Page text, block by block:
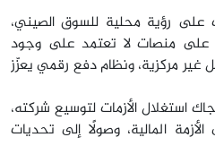
رؤية محلية للسوق الصيني،
منصات لا تعتمد على وجود
غير مركزية، ونظام دفع رقمي يعزّز
استغلال الأزمات لتوسيع شركته،
المالية، وصولًا إلى تحديات